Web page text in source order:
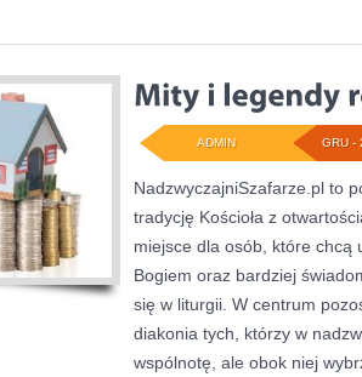
GRU -
ADMIN
NadzwyczajniSzafarze.pl to
tradycję Kościoła z
miejsce dla osób, które chcą
Bogiem oraz bardziej
się w liturgii. W centrum
diakonia tych, którzy w
wspólnotę, ale obok niej